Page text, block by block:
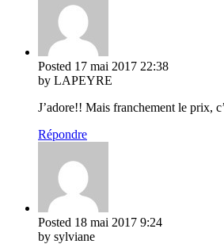
Posted 17 mai 2017 22:38
by LAPEYRE
J’adore!! Mais franchement le prix,
Répondre
Posted 18 mai 2017 9:24
by sylviane